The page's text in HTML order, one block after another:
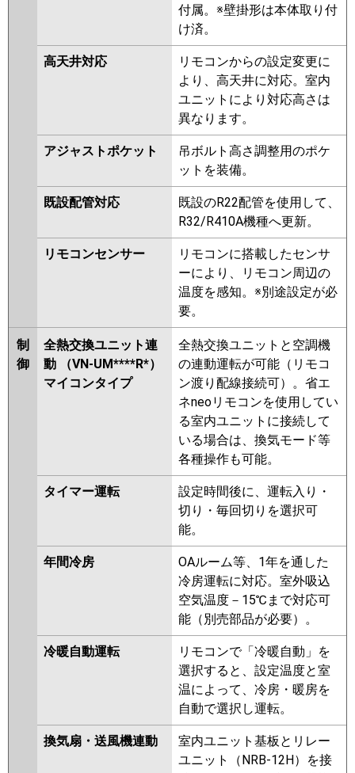
付属。※壁掛形は本体取り付
け済。
高天井対応
リモコンからの設定変更に
より、高天井に対応。室内
ユニットにより対応高さは
異なります。
アジャストポケット
吊ボルト高さ調整用のポケ
ットを装備。
既設配管対応
既設のR22配管を使用して、
R32/R410A機種へ更新。
リモコンセンサー
リモコンに搭載したセンサ
ーにより、リモコン周辺の
温度を感知。※別途設定が必
要。
制
御
全熱交換ユニット連
動 （VN-UM****R*）
マイコンタイプ
全熱交換ユニットと空調機
の連動運転が可能（リモコ
ン渡り配線接続可）。省エ
ネneoリモコンを使用してい
る室内ユニットに接続して
いる場合は、換気モード等
各種操作も可能。
タイマー運転
設定時間後に、運転入り・
切り・毎回切りを選択可
能。
年間冷房
OAルーム等、1年を通した
冷房運転に対応。室外吸込
空気温度－15℃まで対応可
能（別売部品が必要）。
冷暖自動運転
リモコンで「冷暖自動」を
選択すると、設定温度と室
温によって、冷房・暖房を
自動で選択し運転。
換気扇・送風機連動
室内ユニット基板とリレー
ユニット（NRB-12H）を接